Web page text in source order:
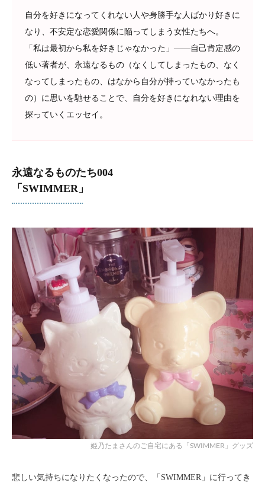
自分を好きになってくれない人や身勝手な人ばかり好きに
なり、不安定な恋愛関係に陥ってしまう女性たちへ。
「私は最初から私を好きじゃなかった」――自己肯定感の
低い著者が、永遠なるもの（なくしてしまったもの、なく
なってしまったもの、はなから自分が持っていなかったも
の）に思いを馳せることで、自分を好きになれない理由を
探っていくエッセイ。
永遠なるものたち004
「SWIMMER」
姫乃たまさんのご自宅にある「SWIMMER」グッズ
悲しい気持ちになりたくなったので、「SWIMMER」に行ってき